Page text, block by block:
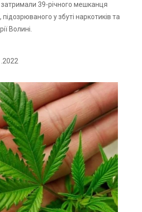
затримали 39-річного мешканця
у збуті наркотиків та
Волині.